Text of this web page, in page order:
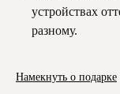
устройствах
разному.
Намекнуть о подарке